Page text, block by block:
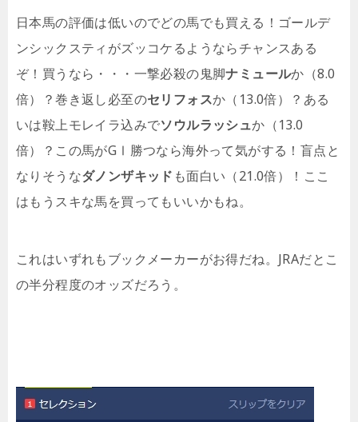
日本馬の評価は低いのでどの馬でも買える！ゴールデ
ンシックスティがズッコケるようならチャンスある
ぞ！買うなら・・・一撃必殺の鬼脚ナミュールか（8.0
倍）？巻き返し必至のセリフォスか（13.0倍）？ある
いは鞍上モレイラ込みでソウルラッシュか（13.0
倍）？この馬がGⅠ勝つなら海外って気がする！盲点と
なりそうなダノンザキッド も面白い（21.0倍）！ここ
はもうスキな馬を買ってもいいかもね。
これはいずれもブックメーカーがお得だね。JRAだとこ
の半分程度のオッズだろう。